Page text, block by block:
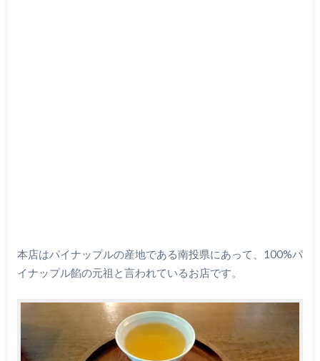
本店はパイナップルの産地である南投県にあって、100%パ
イナップル餡の元祖と言われているお店です。